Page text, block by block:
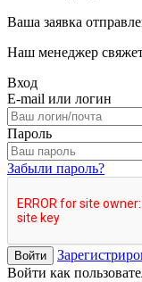
Ваша заявка
Наш менеджер
Вход
E-mail или логин
Пароль
Забыли пароль?
Войти
Войти как